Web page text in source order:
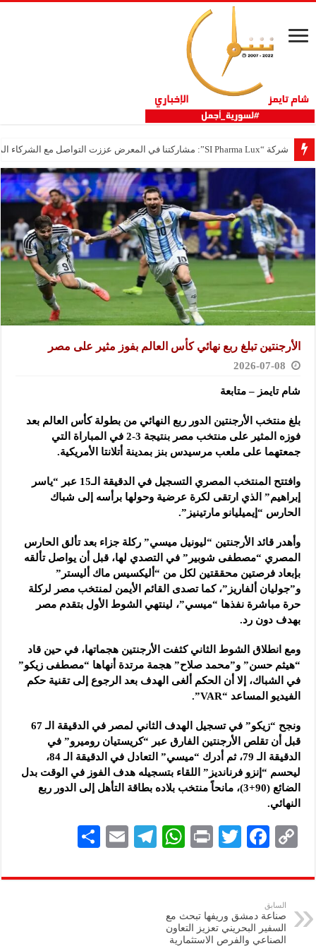
شركة “SI Pharma Lux”: مشاركتنا في المعرض عززت التواصل مع الشركاء المحليين والدوليين
الأرجنتين تبلغ ربع نهائي كأس العالم بفوز مثير على مصر
2026-07-08
شام تايمز – متابعة
بلغ منتخب الأرجنتين الدور ربع النهائي من بطولة كأس العالم بعد
فوزه المثير على منتخب مصر بنتيجة 3-2 في المباراة ‏التي
جمعتهما على ملعب مرسيدس بنز بمدينة أتلانتا الأمريكية.
وافتتح المنتخب المصري التسجيل في الدقيقة الـ15 عبر “ياسر
إبراهيم” الذي ارتقى لكرة عرضية وحولها برأسه إلى شباك
‏الحارس “إيميليانو مارتينيز”.
وأهدر قائد الأرجنتين “ليونيل ميسي” ركلة جزاء بعد تألق الحارس
المصري “مصطفى شوبير” في التصدي لها، قبل أن يواصل ‏تألقه
بإبعاد فرصتين محققتين لكل من “أليكسيس ماك أليستر”
و”جوليان ألفاريز”، كما تصدى القائم الأيمن لمنتخب مصر لركلة
‏حرة مباشرة نفذها “ميسي”، لينتهي الشوط الأول بتقدم مصر
بهدف دون رد.
ومع انطلاق الشوط الثاني كثفت الأرجنتين هجماتها، في حين قاد
“هيثم حسن” و”محمد صلاح” هجمة مرتدة أنهاها “مصطفى ‏زيكو”
في الشباك، إلا أن الحكم ألغى الهدف بعد الرجوع إلى تقنية حكم
الفيديو المساعد “VAR”.
ونجح “زيكو” في تسجيل الهدف الثاني لمصر في الدقيقة الـ 67
قبل أن تقلص الأرجنتين الفارق عبر “كريستيان روميرو” في
‏الدقيقة الـ 79، ثم أدرك “ميسي” التعادل في الدقيقة الـ 84،
ليحسم “إنزو فرنانديز” اللقاء بتسجيله هدف الفوز في الوقت بدل
‏الضائع (90+3)، مانحاً منتخب بلاده بطاقة التأهل إلى الدور ربع
النهائي.
C
p
y
Li
F
eb
k
T
tt
P
nt
W
at
Te
gr
E
ai
ar
السابق
صناعة دمشق وريفها تبحث مع
السفير البحريني تعزيز التعاون
الصناعي والفرص الاستثمارية